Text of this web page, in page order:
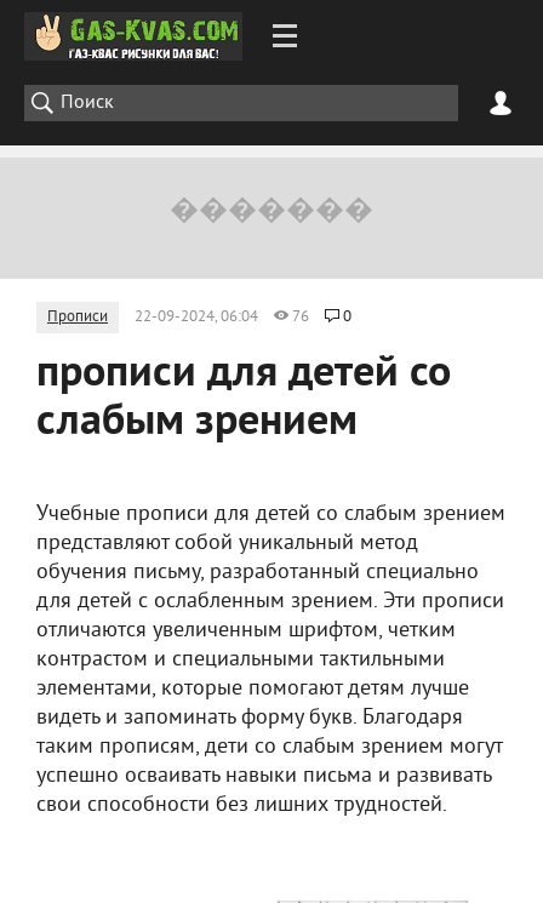
Прописи 22-09-2024, 06:04 76 0
прописи для детей со
слабым зрением
Учебные прописи для детей со слабым зрением
представляют собой уникальный метод
обучения письму, разработанный специально
для детей с ослабленным зрением. Эти прописи
отличаются увеличенным шрифтом, четким
контрастом и специальными тактильными
элементами, которые помогают детям лучше
видеть и запоминать форму букв. Благодаря
таким прописям, дети со слабым зрением могут
успешно осваивать навыки письма и развивать
свои способности без лишних трудностей.